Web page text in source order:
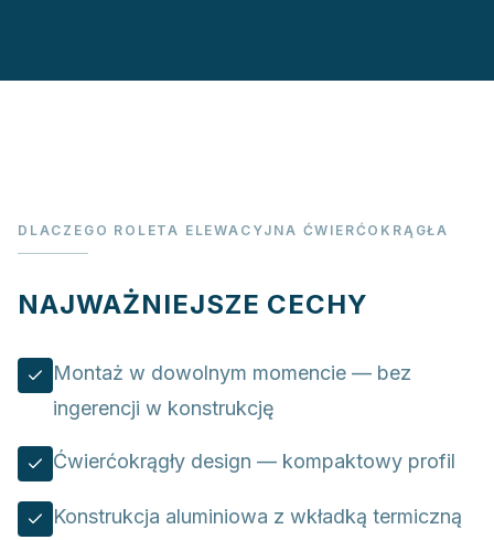
DLACZEGO ROLETA ELEWACYJNA ĆWIERĆOKRĄGŁA
NAJWAŻNIEJSZE CECHY
Montaż w dowolnym momencie — bez
ingerencji w konstrukcję
Ćwierćokrągły design — kompaktowy profil
Konstrukcja aluminiowa z wkładką termiczną